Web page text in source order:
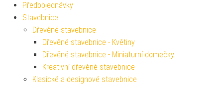
Předobjednávky
Stavebnice
Dřevěné stavebnice
Dřevěné stavebnice - Květiny
Dřevěné stavebnice - Miniaturní domečky
Kreativní dřevěné stavebnice
Klasické a designové stavebnice